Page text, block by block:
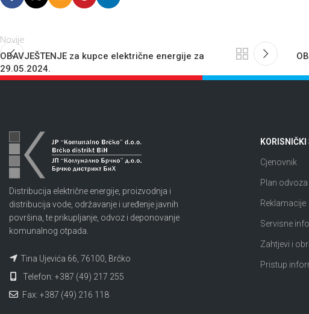
Novije
OBAVJEŠTENJE za kupce električne energije za
29.05.2024.
Distribucija električne energije, proizvodnja i
distribucija vode, održavanje i uređenje javnih
površina, te prikupljanje, odvoz i deponovanje
komunalnog otpada.
Tina Ujevića 66, 76100, Brčko
Telefon: +387 (49) 217 255
Fax: +387 (49) 216 118
KORISNIČKI
Cjenovnik
Plan
Reklamacije
Servisne
Zahtjevi i
Pristup